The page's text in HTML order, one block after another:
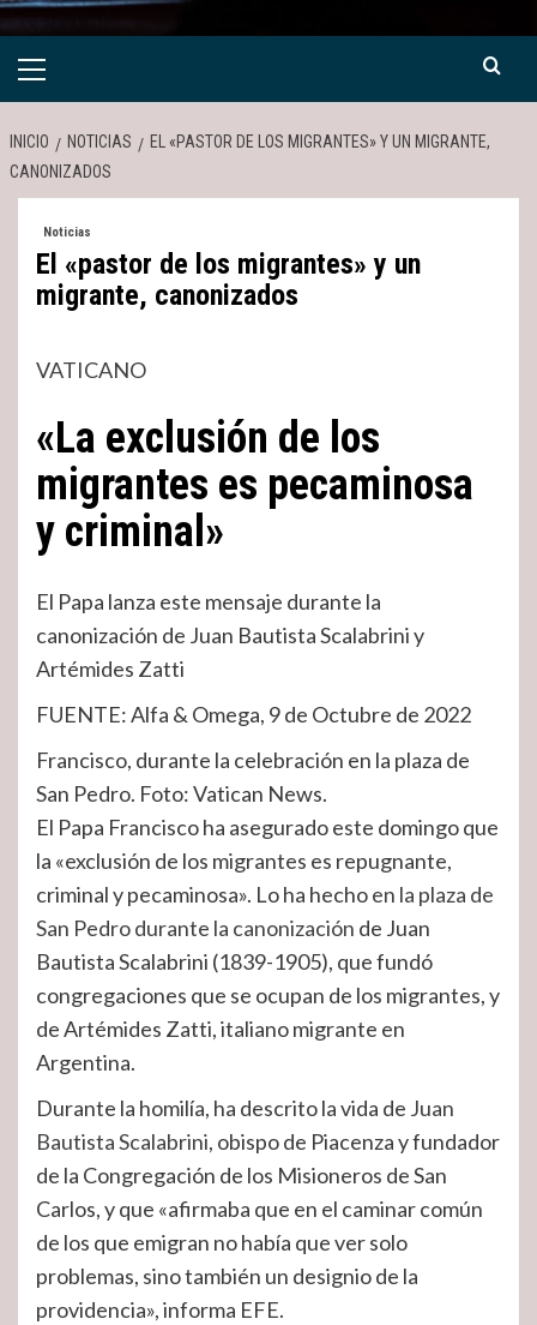
Menú
INICIO NOTICIAS
EL «PASTOR DE LOS MIGRANTES» Y UN MIGRANTE,
CANONIZADOS
Noticias
El «pastor de los migrantes» y un
migrante, canonizados
VATICANO
«La exclusión de los
migrantes es pecaminosa
y criminal»
El Papa lanza este mensaje durante la
canonización de Juan Bautista Scalabrini y
Artémides Zatti
FUENTE: Alfa & Omega, 9 de Octubre de 2022
Francisco, durante la celebración en la plaza de
San Pedro. Foto: Vatican News.
El Papa Francisco ha asegurado este domingo que
la «exclusión de los migrantes es repugnante,
criminal y pecaminosa». Lo ha hechoen la plaza de
San Pedro durante la canonización de Juan
Bautista Scalabrini (1839-1905), que fundó
congregaciones que se ocupan de los migrantes, y
de Artémides Zatti, italiano migrante en
Argentina.
Durante la homilía, ha descrito la vida de Juan
Bautista Scalabrini, obispo de Piacenza y fundador
de la Congregación de los Misioneros de San
Carlos, y que «afirmaba que en el caminar común
de los que emigran no había que ver solo
problemas, sino también un designio de la
providencia», informa EFE.